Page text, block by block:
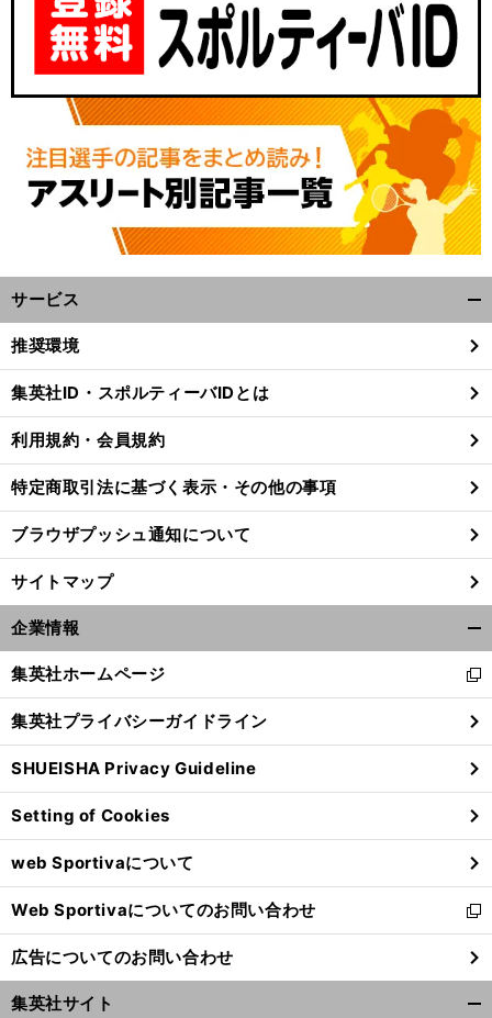
サービス
閉
る
推奨環境
集英社ID・スポルティーバIDとは
利用規約・会員規約
特定商取引法に基づく表示・その他の事項
ブラウザプッシュ通知について
サイトマップ
企業情報
閉
る
集英社ホームページ
新
し
い
ウ
ィ
ン
ド
ウ
で
開
く
集英社プライバシーガイドライン
SHUEISHA Privacy Guideline
Setting of Cookies
web Sportivaについて
Web Sportivaについてのお問い合わせ
新
し
い
ウ
ィ
広告についてのお問い合わせ
集英社サイト